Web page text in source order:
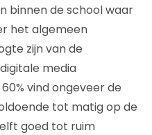
binnen de school waar
het algemeen
zijn van de
media
vind ongeveer de
tot matig op de
goed tot ruim